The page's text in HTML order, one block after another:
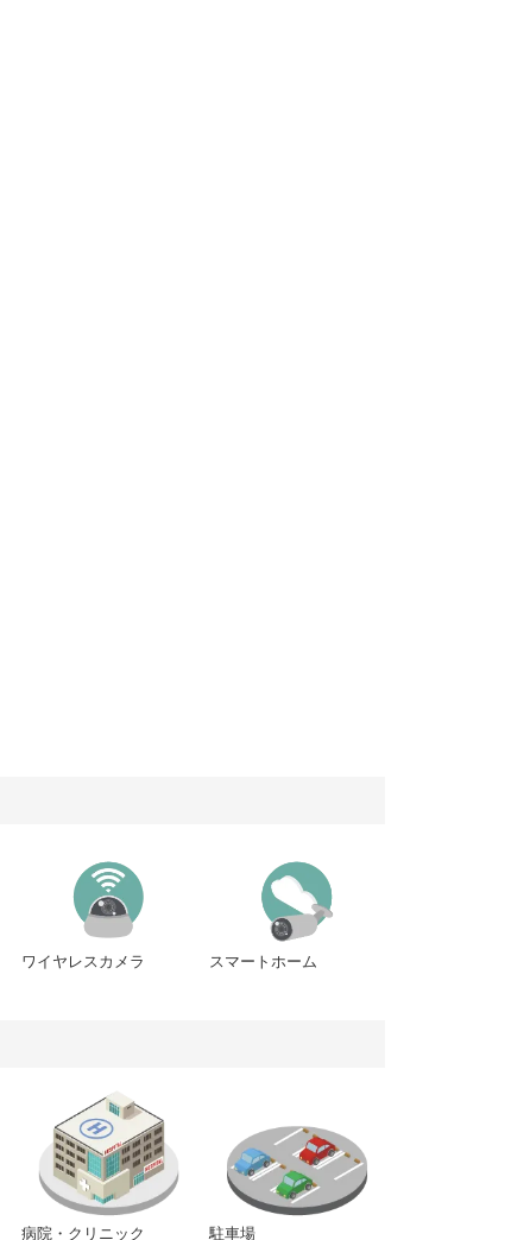
ワイヤレスカメラ スマートホーム
病院・クリニック 駐車場